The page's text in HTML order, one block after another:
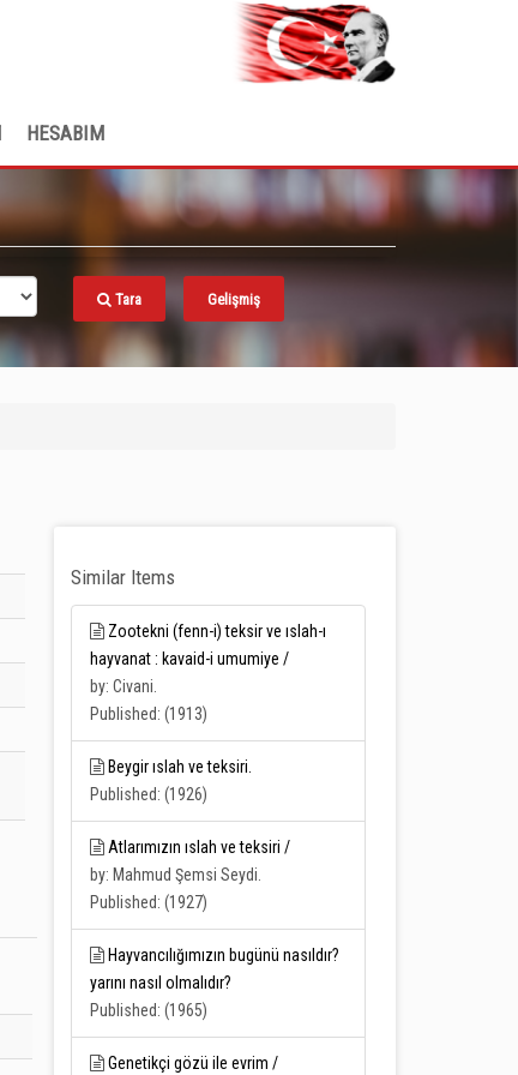
HESABIM
Tara Gelişmiş
Similar Items
Zootekni (fenn-i) teksir ve ıslah-ı
hayvanat : kavaid-i umumiye /
by: Civani.
Published: (1913)
Beygir ıslah ve teksiri.
Published: (1926)
Atlarımızın ıslah ve teksiri /
by: Mahmud Şemsi Seydi.
Published: (1927)
Hayvancılığımızın bugünü nasıldır?
yarını nasıl olmalıdır?
Published: (1965)
Genetikçi gözü ile evrim /